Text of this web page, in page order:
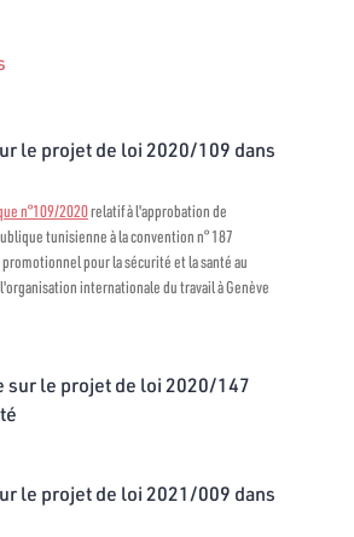
le projet de loi 2020/109 dans
n°109/2020relatif à l'approbation de
tunisienne à la convention n° 187
pour la sécurité et la santé au
internationale du travail à Genève
sur le projet de loi 2020/147
le projet de loi 2021/009 dans